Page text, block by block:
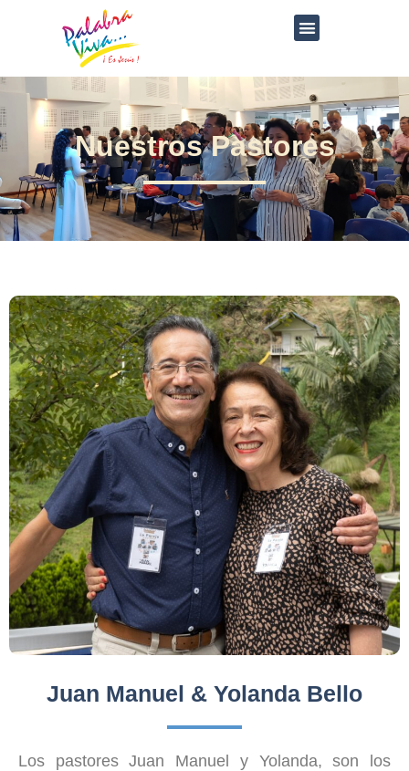
Nuestros Pastores
Juan Manuel & Yolanda Bello
Los pastores Juan Manuel y Yolanda, son los